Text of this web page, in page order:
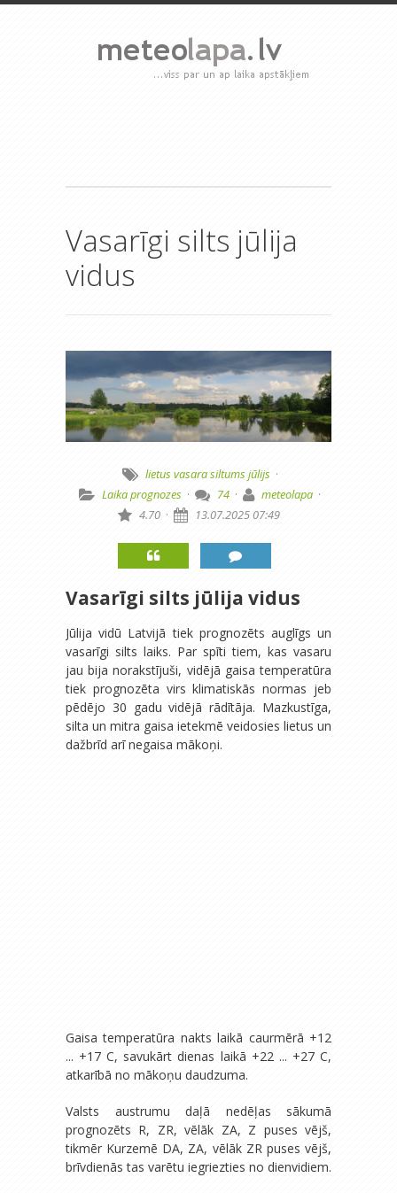
Vasarīgi silts jūlija
vidus
lietus vasarasiltumsjūlijs ·
Laika prognozes · 74 · meteolapa ·
4.70 · 13.07.2025 07:49
Vasarīgi silts jūlija vidus
Jūlija vidū Latvijā tiek prognozēts auglīgs un
vasarīgi silts laiks. Par spīti tiem, kas vasaru
jau bija norakstījuši, vidējā gaisa temperatūra
tiek prognozēta virs klimatiskās normas jeb
pēdējo 30 gadu vidējā rādītāja. Mazkustīga,
silta un mitra gaisa ietekmē veidosies lietus un
dažbrīd arī negaisa mākoņi.
Gaisa temperatūra nakts laikā caurmērā +12
... +17 C, savukārt dienas laikā +22 ... +27 C,
atkarībā no mākoņu daudzuma.
Valsts austrumu daļā nedēļas sākumā
prognozēts R, ZR, vēlāk ZA, Z puses vējš,
tikmēr Kurzemē DA, ZA, vēlāk ZR puses vējš,
brīvdienās tas varētu iegriezties no dienvidiem.